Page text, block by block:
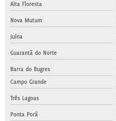
Alta Floresta
Nova Mutum
Juína
Guarantã do Norte
Barra do Bugres
Campo Grande
Três Lagoas
Ponta Porã